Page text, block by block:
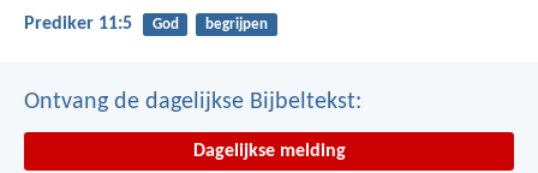
Prediker 11:5 God begrijpen
Ontvang de dagelijkse Bijbeltekst:
Dagelijkse melding